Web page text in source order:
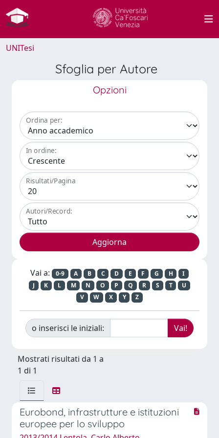
UNITesi
Sfoglia per Autore
Opzioni
Ordina per:
In ordine:
Risultati/Pagina
Autori/Record:
Vai a: 0-9 A B C D E F G H
I
J
K L M N O P Q R S T
U
V
W X Y Z
o inserisci le iniziali:
Mostrati risultati da 1 a
1 di 1
Eurobond, infrastrutture e istituzioni
europee per lo sviluppo